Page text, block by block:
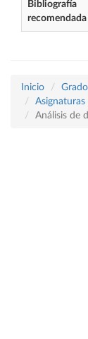
Bibliografía
recomendada
Inicio
Análisis de